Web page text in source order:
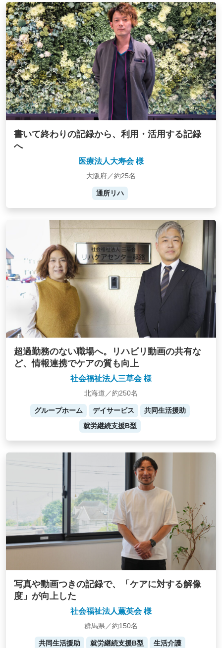
書いて終わりの記録から、利用・活用する記録
へ
医療法人大寿会 様
大阪府／約25名
通所リハ
超過勤務のない職場へ。リハビリ動画の共有な
ど、情報連携でケアの質も向上
社会福祉法人三草会 様
北海道／約250名
グループホーム デイサービス
共同生活援助
就労継続支援B型
写真や動画つきの記録で、「ケアに対する解像
度」が向上した
社会福祉法人薫英会 様
群馬県／約150名
共同生活援助 就労継続支援B型
生活介護